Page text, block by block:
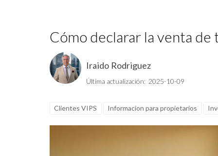
Cómo declarar la venta
Iraido Rodriguez
Última actualización: 2025-10-09
Clientes VIPS Informacion para propietarios